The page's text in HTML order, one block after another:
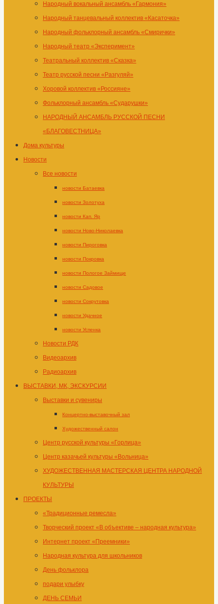
Народный вокальный ансамбль «Гармония»
Народный танцевальный коллектив «Касаточка»
Народный фольклорный ансамбль «Смирички»
Народный театр «Эксперимент»
Театральный коллектив «Сказка»
Театр русской песни «Разгуляй»
Хоровой коллектив «Россияне»
Фольклорный ансамбль «Сударушки»
НАРОДНЫЙ АНСАМБЛЬ РУССКОЙ ПЕСНИ
«БЛАГОВЕСТНИЦА»
Дома культуры
Новости
Все новости
новости Батаевка
новости Золотуха
новости Кап. Яр
новости Ново-Николаевка
новости Пироговка
новости Покровка
новости Пологое Займище
новости Садовое
новости Сокрутовка
новости Удачное
новости Успенка
Новости РДК
Видеоархив
Радиоархив
ВЫСТАВКИ, МК, ЭКСКУРСИИ
Выставки и сувениры
Концертно-выставочный зал
Художественный салон
Центр русской культуры «Горлица»
Центр казачьей культуры «Вольница»
ХУДОЖЕСТВЕННАЯ МАСТЕРСКАЯ ЦЕНТРА НАРОДНОЙ
КУЛЬТУРЫ
ПРОЕКТЫ
«Традиционные ремесла»
Творческий проект «В объективе – народная культура»
Интернет проект «Преемники»
Народная культура для школьников
День фольклора
подари улыбку
ДЕНЬ СЕМЬИ